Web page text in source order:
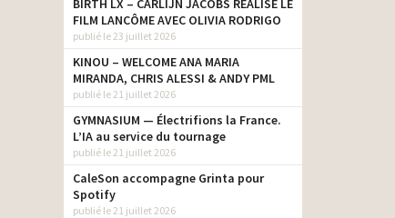
BIRTH LX – CARLIJN JACOBS RÉALISE LE
FILM LANCÔME AVEC OLIVIA RODRIGO
publié le 23 juillet 2026
KINOU – WELCOME ANA MARIA
MIRANDA, CHRIS ALESSI & ANDY PML
publié le 21 juillet 2026
GYMNASIUM — Électrifions la France.
L’IA au service du tournage
publié le 21 juillet 2026
CaleSon accompagne Grinta pour
Spotify
publié le 21 juillet 2026